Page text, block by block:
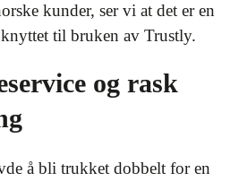
kunder, ser vi at det er en
til bruken av Trustly.
og rask
å bli trukket dobbelt for en